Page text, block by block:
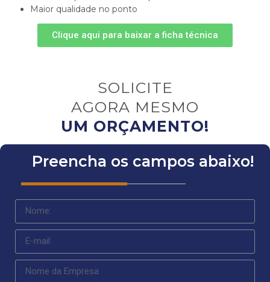
Maior qualidade no ponto
Clique aqui para baixar a ficha técnica
SOLICITE
AGORA MESMO
UM ORÇAMENTO!
Preencha os campos abaixo!